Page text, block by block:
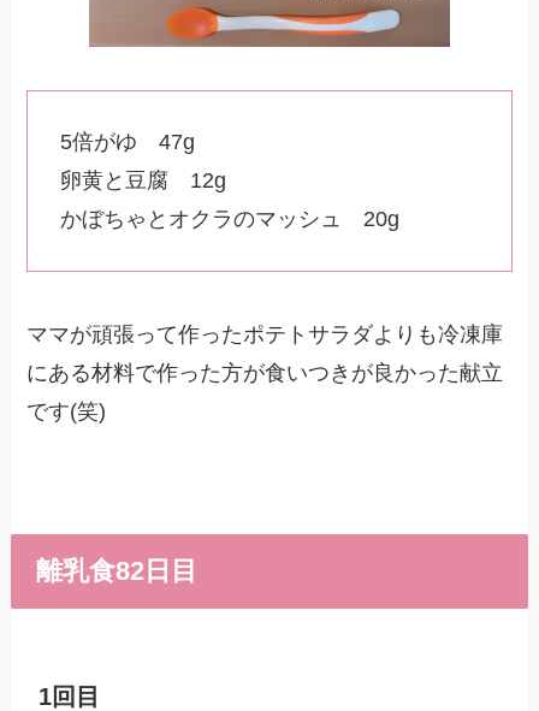
5倍がゆ 47g
卵黄と豆腐 12g
かぼちゃとオクラのマッシュ 20g
ママが頑張って作ったポテトサラダよりも冷凍庫
にある材料で作った方が食いつきが良かった献立
です(笑)
離乳食82日目
1回目